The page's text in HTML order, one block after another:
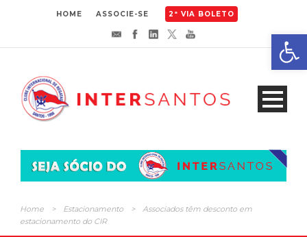
HOME ASSOCIE-SE 2ª VIA BOLETO
Home > Estacionamento >
Associados têm desconto em
estacionamento do CIR
Abrir